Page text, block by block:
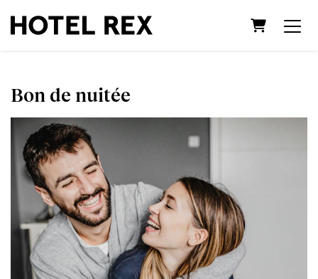
Panier
Bon de nuitée